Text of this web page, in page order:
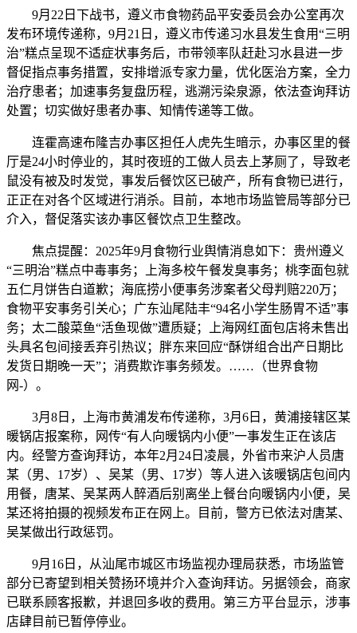
9月22日下战书，遵义市食物药品平安委员会办公室再次
发布环境传递称，9月21日，遵义市传递习水县发生食用“三明
治”糕点呈现不适症状事务后，市带领率队赶赴习水县进一步
督促指点事务措置，安排增派专家力量，优化医治方案，全力
治疗患者；加速事务复盘历程，逃溯污染泉源，依法查询拜访
处置；切实做好患者办事、知情传递等工做。
连霍高速布隆吉办事区担任人虎先生暗示，办事区里的餐
厅是24小时停业的，其时夜班的工做人员去上茅厕了，导致老
鼠没有被及时发觉，事发后餐饮区已破产，所有食物已进行，
正正在对各个区域进行消杀。目前，本地市场监管局等部分已
介入，督促落实该办事区餐饮点卫生整改。
焦点提醒：2025年9月食物行业舆情消息如下：贵州遵义
“三明治”糕点中毒事务；上海多校午餐发臭事务；桃李面包就
五仁月饼告白道歉；海底捞小便事务涉案者父母判赔220万；
食物平安事务引关心；广东汕尾陆丰“94名小学生肠胃不适”事
务；太二酸菜鱼“活鱼现做”遭质疑；上海网红面包店将未售出
头具名包间接丢弃引热议；胖东来回应“酥饼组合出产日期比
发货日期晚一天”；消费欺诈事务频发。……（世界食物
网-）。
3月8日，上海市黄浦发布传递称，3月6日，黄浦接辖区某
暖锅店报案称，网传“有人向暖锅内小便”一事发生正在该店
内。经警方查询拜访，本年2月24日凌晨，外省市来沪人员唐
某（男、17岁）、吴某（男、17岁）等人进入该暖锅店包间内
用餐，唐某、吴某两人醉酒后别离坐上餐台向暖锅内小便，吴
某还将拍摄的视频发布正在网上。目前，警方已依法对唐某、
吴某做出行政惩罚。
9月16日，从汕尾市城区市场监视办理局获悉，市场监管
部分已寄望到相关赞扬环境并介入查询拜访。另据领会，商家
已联系顾客报歉，并退回多收的费用。第三方平台显示，涉事
店肆目前已暂停停业。